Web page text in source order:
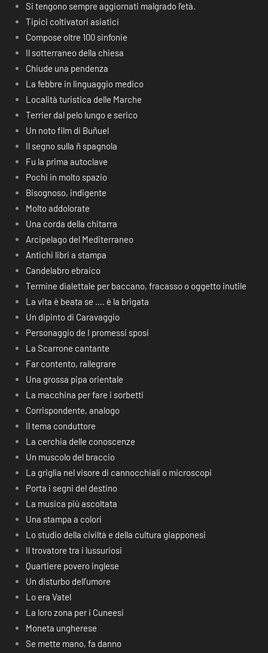
Si tengono sempre aggiornati malgrado l’età.
Tipici coltivatori asiatici
Compose oltre 100 sinfonie
Il sotterraneo della chiesa
Chiude una pendenza
La febbre in linguaggio medico
Località turistica delle Marche
Terrier dal pelo lungo e serico
Un noto film di Buñuel
Il segno sulla ñ spagnola
Fu la prima autoclave
Pochi in molto spazio
Bisognoso, indigente
Molto addolorate
Una corda della chitarra
Arcipelago del Mediterraneo
Antichi libri a stampa
Candelabro ebraico
Termine dialettale per baccano, fracasso o oggetto inutile
La vita è beata se …. è la brigata
Un dipinto di Caravaggio
Personaggio de I promessi sposi
La Scarrone cantante
Far contento, rallegrare
Una grossa pipa orientale
La macchina per fare i sorbetti
Corrispondente, analogo
Il tema conduttore
La cerchia delle conoscenze
Un muscolo del braccio
La griglia nel visore di cannocchiali o microscopi
Porta i segni del destino
La musica più ascoltata
Una stampa a colori
Lo studio della civiltà e della cultura giapponesi
Il trovatore tra i lussuriosi
Quartiere povero inglese
Un disturbo dell’umore
Lo era Vatel
La loro zona per i Cuneesi
Moneta ungherese
Se mette mano, fa danno